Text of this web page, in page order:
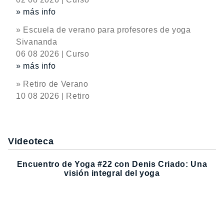
» más info
» Escuela de verano para profesores de yoga
Sivananda
06 08 2026 | Curso
» más info
» Retiro de Verano
10 08 2026 | Retiro
Videoteca
Encuentro de Yoga #22 con Denis Criado: Una
visión integral del yoga